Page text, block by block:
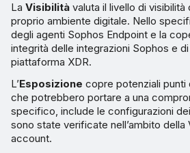
La Visibilità valuta il livello di visibilità
proprio ambiente digitale. Nello
degli agenti Sophos Endpoint e la
integrità delle integrazioni Sophos e
piattaforma XDR.
L’Esposizione copre potenziali punti
che potrebbero portare a una
specifico, include le configurazioni
sono state verificate nell’ambito della
account.